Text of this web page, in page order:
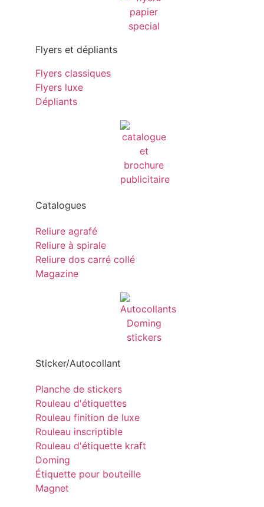
Flyers et dépliants
Flyers classiques
Flyers luxe
Dépliants
Catalogues
Reliure agrafé
Reliure à spirale
Reliure dos carré collé
Magazine
Sticker/Autocollant
Planche de stickers
Rouleau d'étiquettes
Rouleau finition de luxe
Rouleau inscriptible
Rouleau d'étiquette kraft
Doming
Étiquette pour bouteille
Magnet